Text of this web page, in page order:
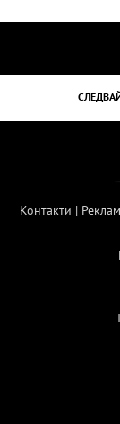
Контакти |